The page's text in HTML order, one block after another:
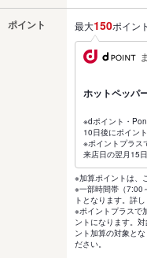
ポイント 最大150ポイン
ホットペッパ
※dポイント・
10日後にポイン
※ポイントプラス
来店日の翌月15
※加算ポイントは、
※一部時間帯（7:00
トとなります。詳
※ポイントプラスで
ントになります。
ント加算の対象と
ださい。